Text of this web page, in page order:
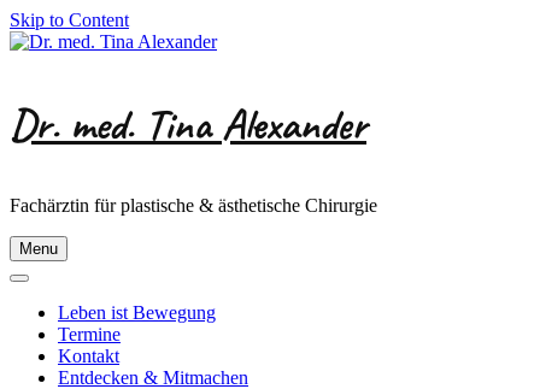
Skip to Content
Dr. med. Tina Alexander
Fachärztin für plastische & ästhetische Chirurgie
Menu
Leben ist Bewegung
Termine
Kontakt
Entdecken & Mitmachen